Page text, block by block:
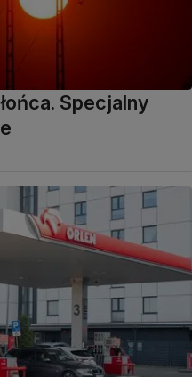
Specjalny